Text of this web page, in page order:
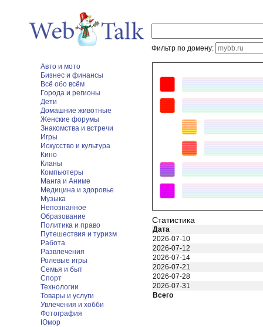
Фильтр по домену:
Авто и мото
Бизнес и финансы
Всё обо всём
Города и регионы
Дети
Домашние животные
Женские форумы
Знакомства и встречи
Игры
Искусство и культура
Кино
Кланы
Компьютеры
Манга и Аниме
Медицина и здоровье
Музыка
Непознанное
Образование
Политика и право
Путешествия и туризм
Работа
Развлечения
Ролевые игры
Семья и быт
Спорт
Технологии
Товары и услуги
Увлечения и хобби
Фотография
Юмор
Статистика
Дата
2026-07-10
2026-07-12
2026-07-14
2026-07-21
2026-07-28
2026-07-31
Всего